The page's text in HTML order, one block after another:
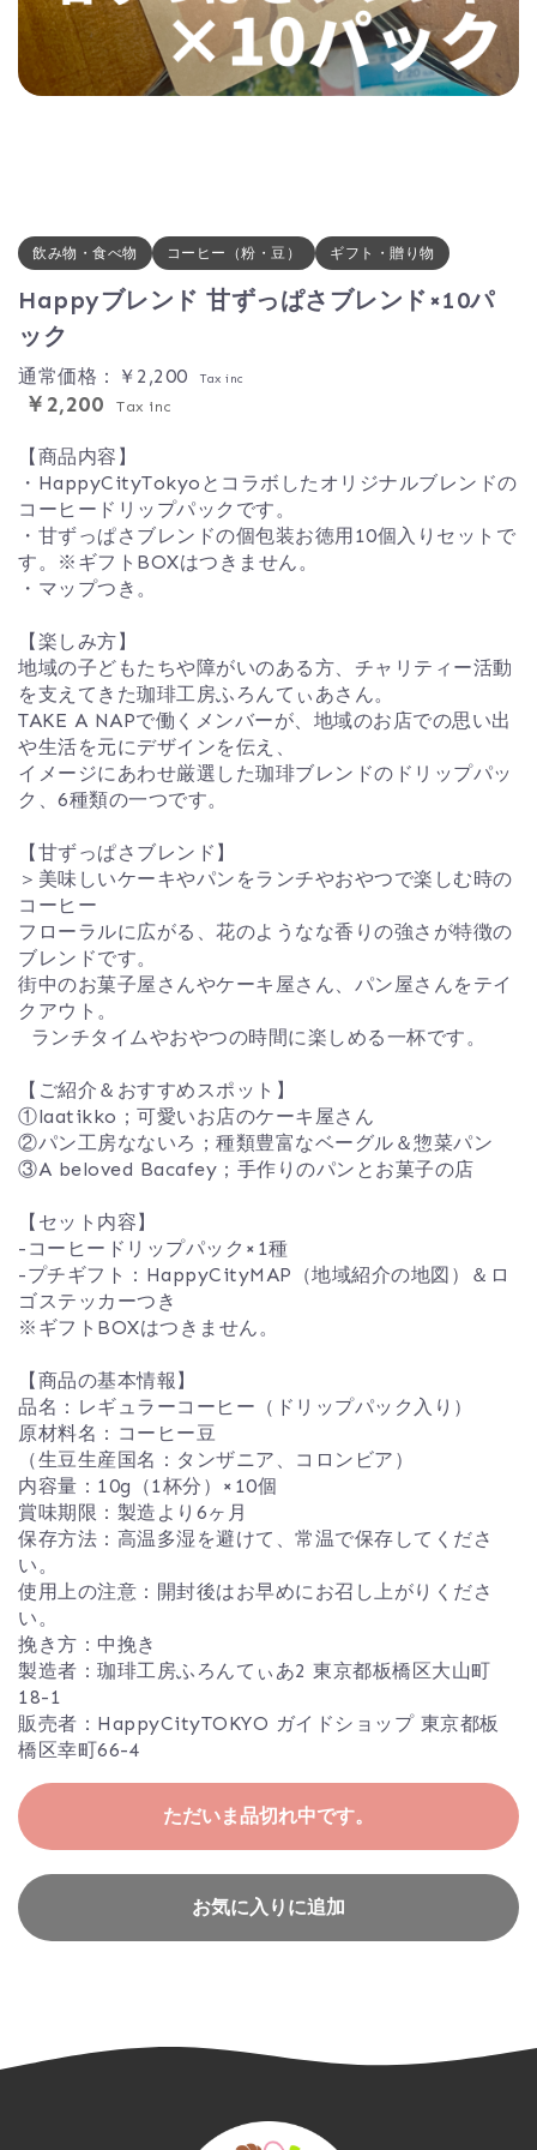
飲み物・食べ物 コーヒー（粉・豆） ギフト・贈り物
Happyブレンド 甘ずっぱさブレンド×10パ
ック
通常価格：￥2,200 Tax inc
￥2,200 Tax inc
【商品内容】
・HappyCityTokyoとコラボしたオリジナルブレンドの
コーヒードリップパックです。
・甘ずっぱさブレンドの個包装お徳用10個入りセットで
す。※ギフトBOXはつきません。
・マップつき。
【楽しみ方】
地域の子どもたちや障がいのある方、チャリティー活動
を支えてきた珈琲工房ふろんてぃあさん。
TAKE A NAPで働くメンバーが、地域のお店での思い出
や生活を元にデザインを伝え、
イメージにあわせ厳選した珈琲ブレンドのドリップパッ
ク、6種類の一つです。
【甘ずっぱさブレンド】
＞美味しいケーキやパンをランチやおやつで楽しむ時の
コーヒー
フローラルに広がる、花のようなな香りの強さが特徴の
ブレンドです。
街中のお菓子屋さんやケーキ屋さん、パン屋さんをテイ
クアウト。
ランチタイムやおやつの時間に楽しめる一杯です。
【ご紹介＆おすすめスポット】
①laatikko；可愛いお店のケーキ屋さん
②パン工房なないろ；種類豊富なベーグル＆惣菜パン
③A beloved Bacafey；手作りのパンとお菓子の店
【セット内容】
-コーヒードリップパック×1種
-プチギフト：HappyCityMAP（地域紹介の地図）＆ロ
ゴステッカーつき
※ギフトBOXはつきません。
【商品の基本情報】
品名：レギュラーコーヒー（ドリップパック入り）
原材料名：コーヒー豆
（生豆生産国名：タンザニア、コロンビア）
内容量：10g（1杯分）×10個
賞味期限：製造より6ヶ月
保存方法：高温多湿を避けて、常温で保存してくださ
い。
使用上の注意：開封後はお早めにお召し上がりくださ
い。
挽き方：中挽き
製造者：珈琲工房ふろんてぃあ2 東京都板橋区大山町
18-1
販売者：HappyCityTOKYO ガイドショップ 東京都板
橋区幸町66-4
ただいま品切れ中です。
お気に入りに追加